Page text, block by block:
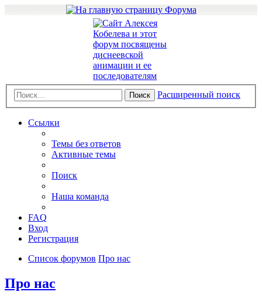
Поиск Расширенный поиск
Ссылки
Темы без ответов
Активные темы
Поиск
Наша команда
FAQ
Вход
Регистрация
Список форумов Про нас
Про нас